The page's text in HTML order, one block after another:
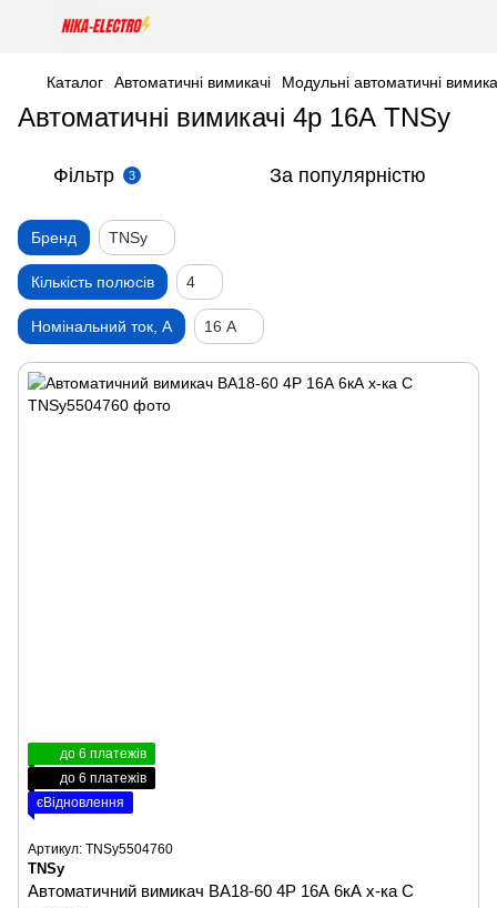
Каталог Автоматичні вимикачі Модульні автоматичні
Автоматичні вимикачі 4р 16А TNSy
Фільтр 3 За популярністю
Бренд TNSy
Кількість полюсів 4
Номінальний ток, А 16 А
до 6 платежів
до 6 платежів
єВідновлення
Артикул: TNSy5504760
TNSy
Автоматичний вимикач ВА18-60 4Р 16А 6кА х-ка C